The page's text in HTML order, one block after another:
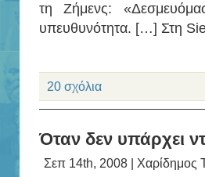
τη Ζήμενς:
υπευθυνότητα. […] Στη
20 σχόλια
Όταν δεν υπάρχει
Σεπ 14th, 2008 | Χαρίδημος